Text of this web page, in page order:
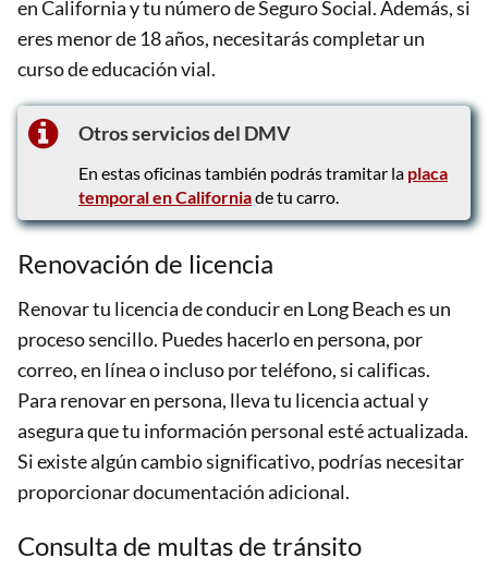
en California y tu número de Seguro Social. Además, si
eres menor de 18 años, necesitarás completar un
curso de educación vial.
Otros servicios del DMV
En estas oficinas también podrás tramitar la placa
temporal en Californiade tu carro.
Renovación de licencia
Renovar tu licencia de conducir en Long Beach es un
proceso sencillo. Puedes hacerlo en persona, por
correo, en línea o incluso por teléfono, si calificas.
Para renovar en persona, lleva tu licencia actual y
asegura que tu información personal esté actualizada.
Si existe algún cambio significativo, podrías necesitar
proporcionar documentación adicional.
Consulta de multas de tránsito